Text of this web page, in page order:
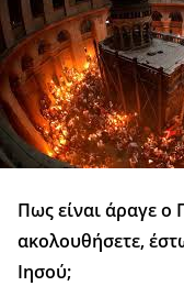
Πως είναι άραγε ο
ακολουθήσετε,
Ιησού;